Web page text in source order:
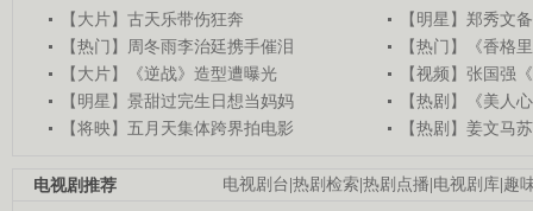
【大片】古天乐带伤狂奔
【明星】郑秀文
【热门】周冬雨李治廷携手催泪
【热门】《香格
【大片】《逆战》造型遭曝光
【视频】张国强
【明星】景甜过完生日想当妈妈
【热剧】《美人
【将映】五月天集体跨界拍电影
【热剧】姜文马
电视剧台 热剧检索 热剧点播 电视剧库 趣
电视剧推荐